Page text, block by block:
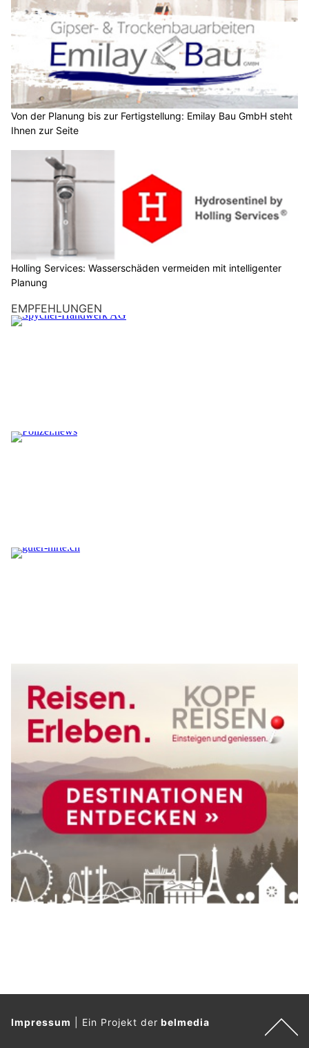
Von der Planung bis zur Fertigstellung: Emilay Bau GmbH steht
Ihnen zur Seite
Holling Services: Wasserschäden vermeiden mit intelligenter
Planung
EMPFEHLUNGEN
Impressum Ein Projekt derbelmedia